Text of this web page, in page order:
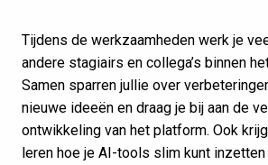
Tijdens de werkzaamheden werk je
andere stagiairs en collega’s binnen
Samen sparren jullie over
nieuwe ideeën en draag je bij aan de
ontwikkeling van het platform. Ook
leren hoe je AI-tools slim kunt